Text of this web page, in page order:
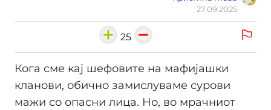
27.09.2025
25
Кога сме кај шефовите на мафијашки
кланови, обично замислуваме сурови
мажи со опасни лица. Но, во мрачниот